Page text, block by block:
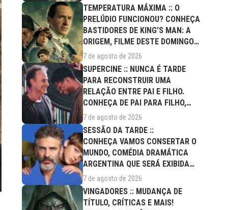
TEMPERATURA MÁXIMA :: O
PRELÚDIO FUNCIONOU? CONHEÇA
BASTIDORES DE KING’S MAN: A
ORIGEM, FILME DESTE DOMINGO
(09/08)
7 de agosto de 2026
SUPERCINE :: NUNCA É TARDE
PARA RECONSTRUIR UMA
RELAÇÃO ENTRE PAI E FILHO.
CONHEÇA DE PAI PARA FILHO,
FILME DESTE...
7 de agosto de 2026
SESSÃO DA TARDE ::
CONHEÇA VAMOS CONSERTAR O
MUNDO, COMÉDIA DRAMÁTICA
ARGENTINA QUE SERÁ EXIBIDA
NESTA SEXTA (07/08)
7 de agosto de 2026
VINGADORES :: MUDANÇA DE
TÍTULO, CRÍTICAS E MAIS!